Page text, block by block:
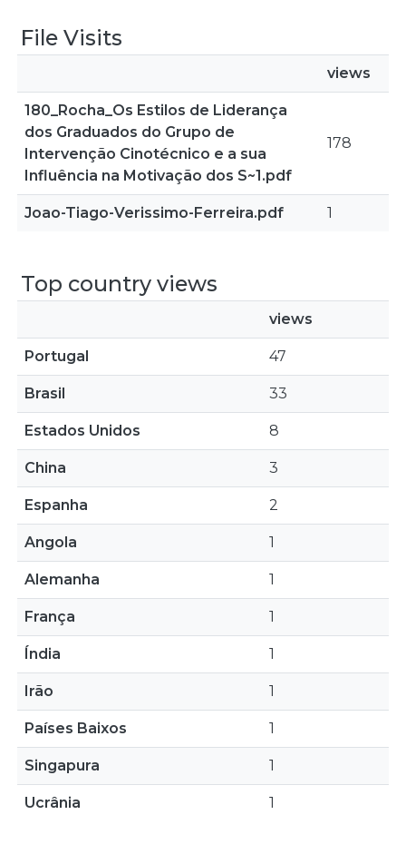
File Visits
views
180_Rocha_Os Estilos de Liderança
dos Graduados do Grupo de
Intervenção Cinotécnico e a sua
Influência na Motivação dos S~1.pdf
178
Joao-Tiago-Verissimo-Ferreira.pdf 1
Top country views
views
Portugal 47
Brasil 33
Estados Unidos 8
China 3
Espanha 2
Angola 1
Alemanha 1
França 1
Índia 1
Irão 1
Países Baixos 1
Singapura 1
Ucrânia 1